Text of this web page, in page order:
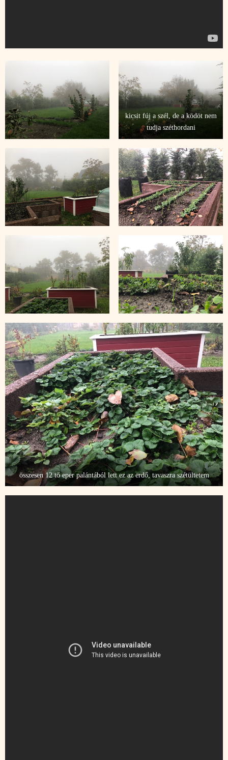
kicsit fúj a szél, de a ködöt nem
tudja széthordani
összesen 12 tő eper palántából lett ez az erdő, tavaszra szétültetem